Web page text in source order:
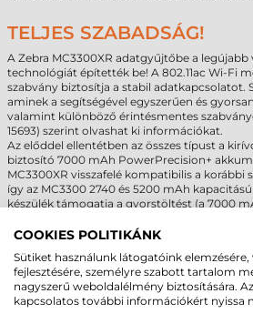
TELJES SZABADSÁG!
A Zebra MC3300XR adatgyűjtőbe a legújabb
technológiát építették be! A 802.11ac Wi-Fi
szabvány biztosítja a stabil adatkapcsolatot.
aminek a segítségével egyszerűen és
valamint különböző érintésmentes
15693) szerint olvashat ki információkat.
Az előddel ellentétben az összes típust a
biztosító 7000 mAh PowerPrecision+
MC3300XR visszafelé kompatibilis a korábbi
így az MC3300 2740 és 5200 mAh
készülék támogatja a gyorstöltést (a 7000
ilyenkor nem csupán nem kapcsol ki és nem
MASSZÍV FELÉPÍTÉS!
COOKIES POLITIKÁNK
Sütiket használunk látogatóink
fejlesztésére, személyre szabott tartalom
nagyszerű weboldalélmény biztosítására.
kapcsolatos további információkért nyissa